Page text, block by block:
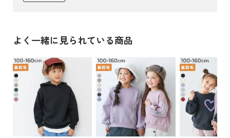
よく一緒に見られている商品